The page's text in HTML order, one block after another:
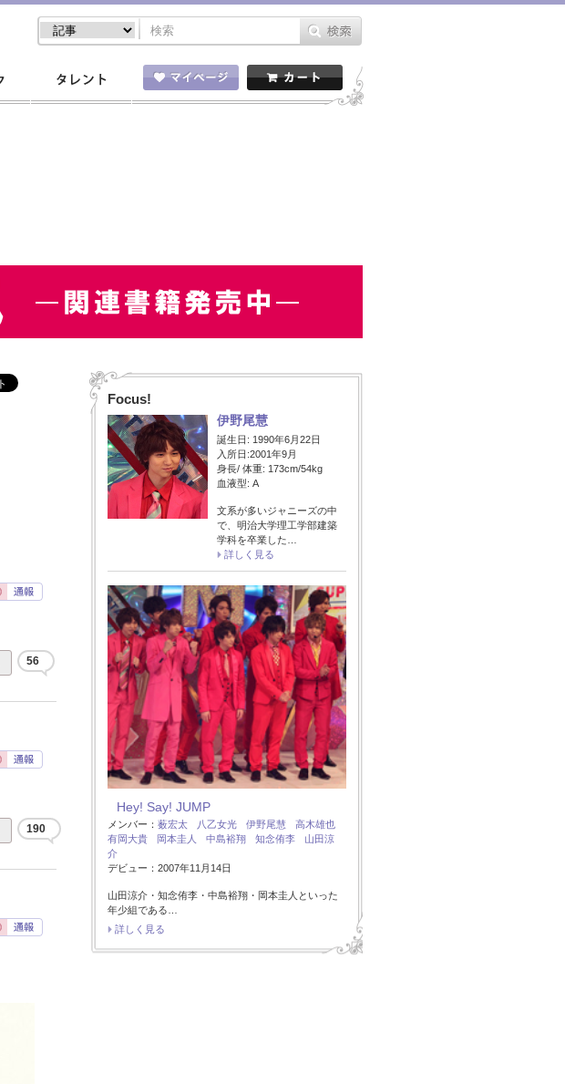
56
190
Focus!
伊野尾慧
誕生日: 1990年6月22日
入所日:2001年9月
身長/ 体重: 173cm/54kg
血液型: A
文系が多いジャニーズの中
で、明治大学理工学部建築
学科を卒業した…
詳しく見る
Hey! Say! JUMP
メンバー： 薮宏太 八乙女光 伊野尾慧
高木雄也
有岡大貴
岡本圭人 中島裕翔 知念侑李
山田涼
介
デビュー：2007年11月14日
山田涼介・知念侑李・中島裕翔・岡本圭人といった
年少組である…
詳しく見る